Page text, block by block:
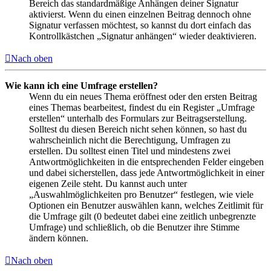
Bereich das standardmäßige Anhängen deiner Signatur
aktivierst. Wenn du einen einzelnen Beitrag dennoch ohne
Signatur verfassen möchtest, so kannst du dort einfach das
Kontrollkästchen „Signatur anhängen“ wieder deaktivieren.
Nach oben
Wie kann ich eine Umfrage erstellen?
Wenn du ein neues Thema eröffnest oder den ersten Beitrag
eines Themas bearbeitest, findest du ein Register „Umfrage
erstellen“ unterhalb des Formulars zur Beitragserstellung.
Solltest du diesen Bereich nicht sehen können, so hast du
wahrscheinlich nicht die Berechtigung, Umfragen zu
erstellen. Du solltest einen Titel und mindestens zwei
Antwortmöglichkeiten in die entsprechenden Felder eingeben
und dabei sicherstellen, dass jede Antwortmöglichkeit in einer
eigenen Zeile steht. Du kannst auch unter
„Auswahlmöglichkeiten pro Benutzer“ festlegen, wie viele
Optionen ein Benutzer auswählen kann, welches Zeitlimit für
die Umfrage gilt (0 bedeutet dabei eine zeitlich unbegrenzte
Umfrage) und schließlich, ob die Benutzer ihre Stimme
ändern können.
Nach oben